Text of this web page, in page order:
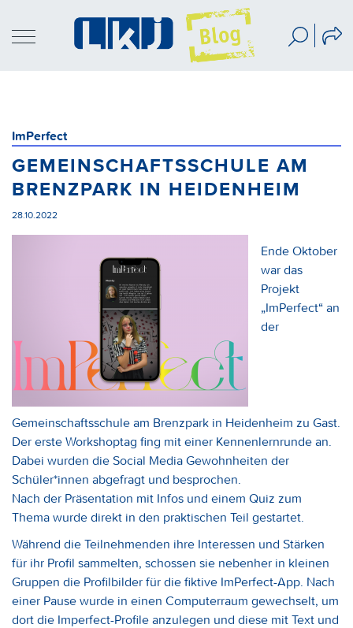
ImPerfect
GEMEINSCHAFTSSCHULE AM
BRENZPARK IN HEIDENHEIM
28.10.2022
Ende Oktober
war das
Projekt
„ImPerfect“ an
der
Gemeinschaftsschule am Brenzpark in Heidenheim zu Gast.
Der erste Workshoptag fing mit einer Kennenlernrunde an.
Dabei wurden die Social Media Gewohnheiten der
Schüler*innen abgefragt und besprochen.
Nach der Präsentation mit Infos und einem Quiz zum
Thema wurde direkt in den praktischen Teil gestartet.
Während die Teilnehmenden ihre Interessen und Stärken
für ihr Profil sammelten, schossen sie nebenher in kleinen
Gruppen die Profilbilder für die fiktive ImPerfect-App. Nach
einer Pause wurde in einen Computerraum gewechselt, um
dort die Imperfect-Profile anzulegen und diese mit Text und